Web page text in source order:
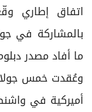
اتفاق إطاري
بالمشاركة في
ما أفاد مصدر
وعُقدت خمس
أميركية في